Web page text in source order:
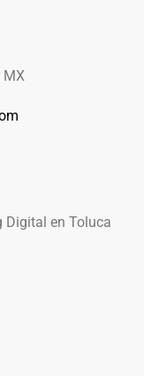
Digital en Toluca